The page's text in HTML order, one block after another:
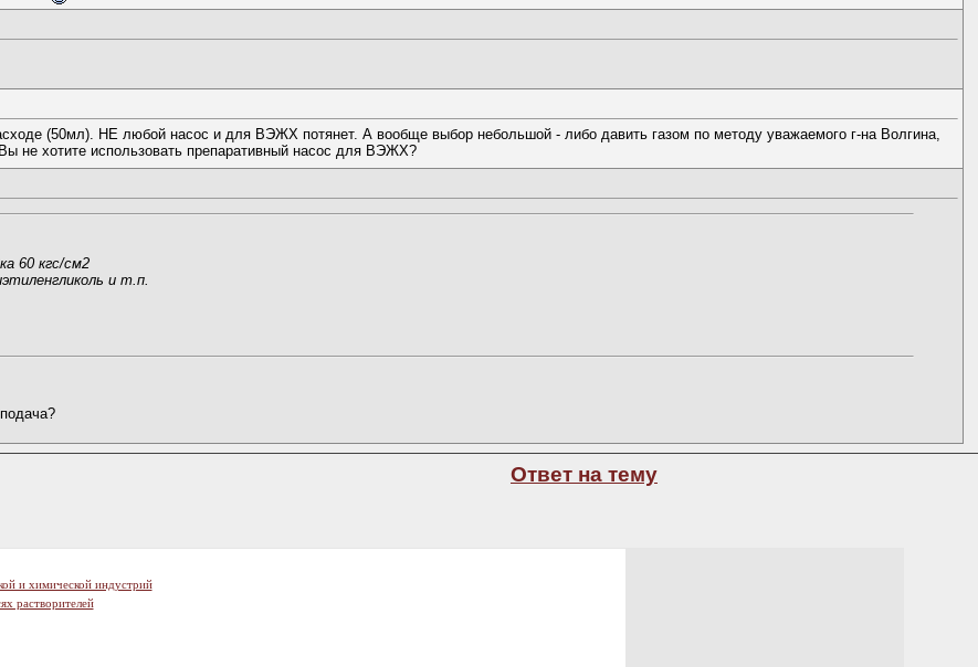
(50мл). НЕ любой насос и для ВЭЖХ потянет. А вообще выбор небольшой - либо давить газом по методу уважаемого г-на Волгина,
не хотите использовать препаративный насос для ВЭЖХ?
60 кгс/см2
и т.п.
Ответ на тему
и химической индустрий
растворителей